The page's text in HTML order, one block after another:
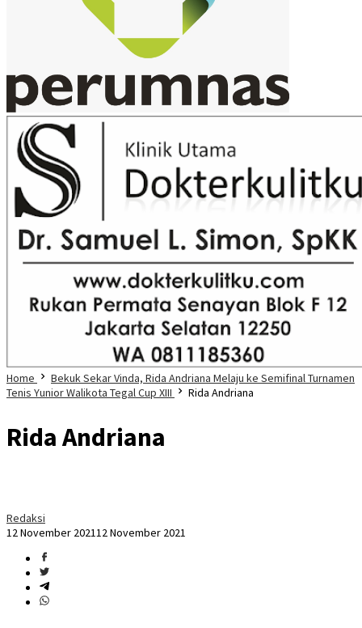
Home
Bekuk Sekar Vinda, Rida Andriana Melaju ke Semifinal Turnamen
Tenis Yunior Walikota Tegal Cup XIII
Rida Andriana
Rida Andriana
Redaksi
12 November 202112 November 2021